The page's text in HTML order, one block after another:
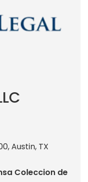
Austin, TX
Coleccion de